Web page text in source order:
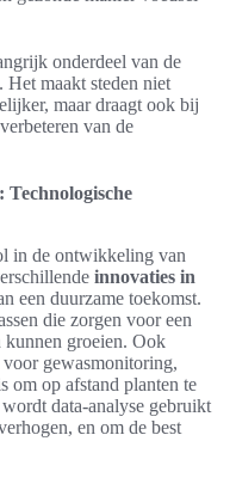
onderdeel van de
Het maakt steden niet
maar draagt ook bij
van de
in de ontwikkeling van
innovaties in
een duurzame toekomst.
die zorgen voor een
kunnen groeien. Ook
gewasmonitoring,
om op afstand planten te
data-analyse gebruikt
en om de best